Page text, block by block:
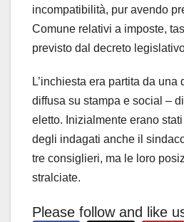
incompatibilità, pur avendo
Comune relativi a imposte,
previsto dal decreto
L’inchiesta era partita da
diffusa su stampa e social –
eletto. Inizialmente erano
degli indagati anche il
tre consiglieri, ma le loro
stralciate.
Please follow and like